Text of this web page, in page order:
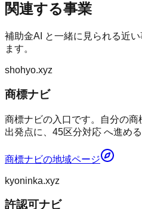
関連する事業
補助金AI
と一緒に見られる近
ます。
shohyo.xyz
商標ナビ
商標ナビの入口です。自分の
出発点に、45区分対応 へ進め
商標ナビの地域ページ
kyoninka.xyz
許認可ナビ